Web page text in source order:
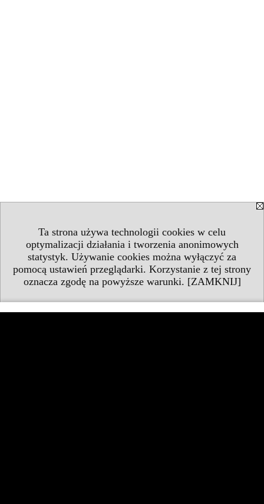
Ta strona używa technologii cookies w celu
optymalizacji działania i tworzenia anonimowych
statystyk. Używanie cookies można wyłączyć za
pomocą ustawień przeglądarki. Korzystanie z tej strony
oznacza zgodę na powyższe warunki. [ZAMKNIJ]